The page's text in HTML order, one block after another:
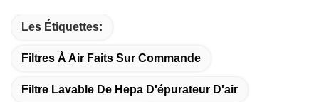
Les Étiquettes:
Filtres À Air Faits Sur Commande
Filtre Lavable De Hepa D'épurateur D'air